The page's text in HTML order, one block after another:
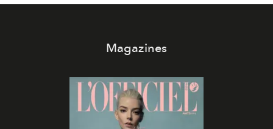
Magazines